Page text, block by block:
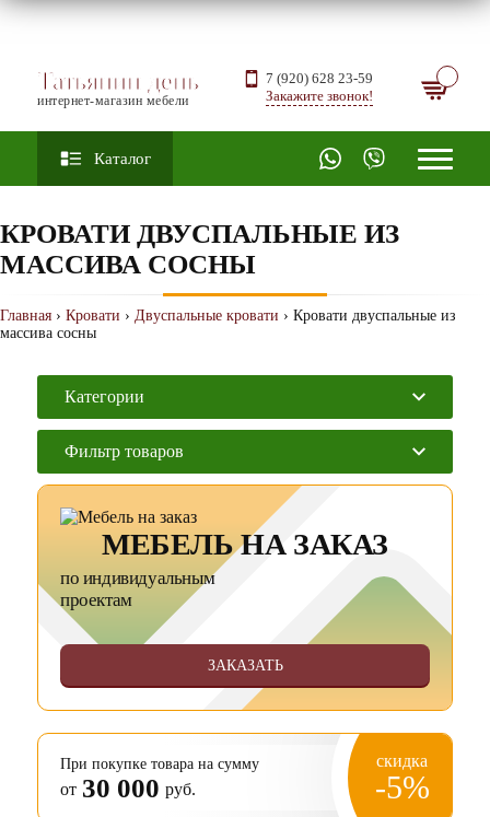
Татьянин день
интернет-магазин мебели
7 (920) 628 23-59
Закажите звонок!
Каталог
КРОВАТИ ДВУСПАЛЬНЫЕ ИЗ
МАССИВА СОСНЫ
Главная › Кровати › Двуспальные кровати › Кровати двуспальные из
массива сосны
Категории
Фильтр товаров
МЕБЕЛЬ НА ЗАКАЗ
по индивидуальным
проектам
ЗАКАЗАТЬ
При покупке товара на сумму
от 30 000 руб.
скидка
-5%